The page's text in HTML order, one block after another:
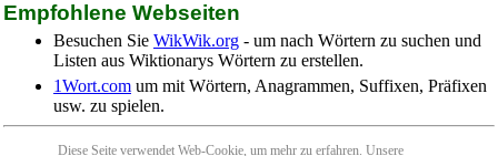
Empfohlene Webseiten
Besuchen Sie WikWik.org - um nach Wörtern zu suchen und
Listen aus Wiktionarys Wörtern zu erstellen.
1Wort.com um mit Wörtern, Anagrammen, Suffixen, Präfixen
usw. zu spielen.
Diese Seite verwendet Web-Cookie, um mehr zu erfahren. Unsere